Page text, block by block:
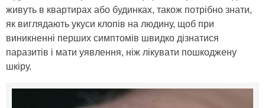
живуть в квартирах або будинках, також потрібно знати,
як виглядають укуси клопів на людину, щоб при
виникненні перших симптомів швидко дізнатися
паразитів і мати уявлення, ніж лікувати пошкоджену
шкіру.